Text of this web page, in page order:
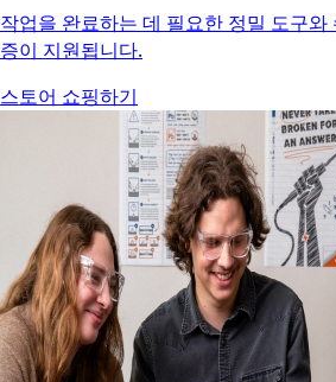
작업을 완료하는 데 필요한 정밀 도구와
증이 지원됩니다.
스토어 쇼핑하기